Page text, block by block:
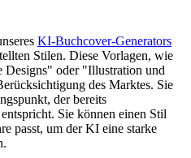
KI-Buchcover-Generators
Stilen. Diese Vorlagen, wie
oder "Illustration und
des Marktes. Sie
der bereits
Sie können einen Stil
passt, um der KI eine starke